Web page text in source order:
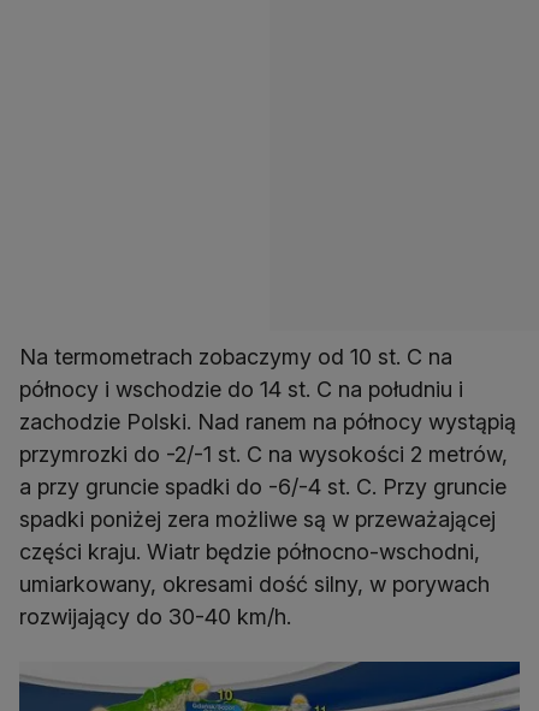
Na termometrach zobaczymy od 10 st. C na
północy i wschodzie do 14 st. C na południu i
zachodzie Polski. Nad ranem na północy wystąpią
przymrozki do -2/-1 st. C na wysokości 2 metrów,
a przy gruncie spadki do -6/-4 st. C. Przy gruncie
spadki poniżej zera możliwe są w przeważającej
części kraju. Wiatr będzie północno-wschodni,
umiarkowany, okresami dość silny, w porywach
rozwijający do 30-40 km/h.